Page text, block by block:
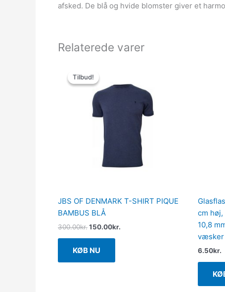
afsked. De blå og hvide blomster giver et
Relaterede varer
Tilbud!
Tilbud!
JBS OF DENMARK T-SHIRT PIQUE
BAMBUS BLÅ
300.00kr.
oprindelige
pris
var:
300.00kr..
150.00kr.
er:
150.00kr..
KØB NU
cm høj,
10,8
væsker
6.50kr.